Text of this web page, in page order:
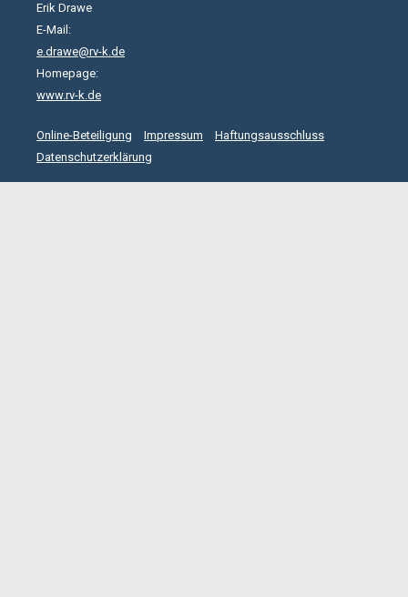
Erik Drawe
E-Mail:
e.drawe@rv-k.de
Homepage:
www.rv-k.de
Online-Beteiligung Impressum
Haftungsausschluss
Datenschutzerklärung